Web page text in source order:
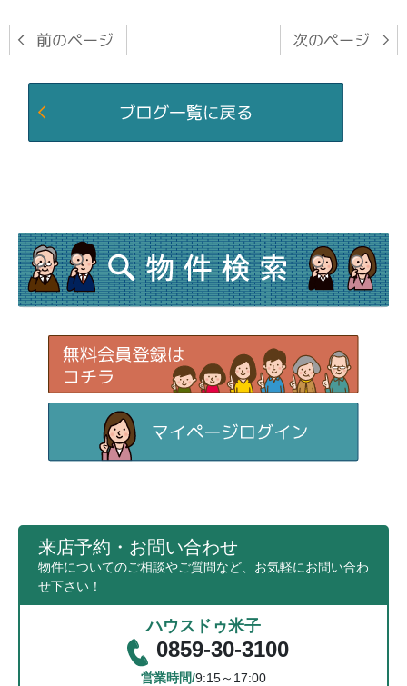
来店予約・お問い合わせ
物件についてのご相談やご質問など、お気軽にお問い合わ
せ下さい！
ハウスドゥ米子
0859-30-3100
営業時間/9:15～17:00